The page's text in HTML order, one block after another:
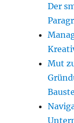
Der
Mut